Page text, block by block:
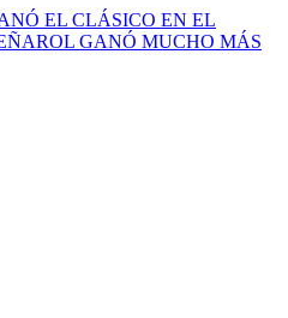
EL CLÁSICO EN EL
GANÓ MUCHO MÁS